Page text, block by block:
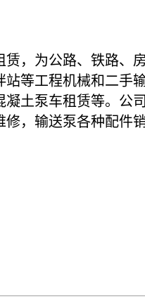
，为公路、铁路
等工程机械和二
土泵车租赁等。公
，输送泵各种配件